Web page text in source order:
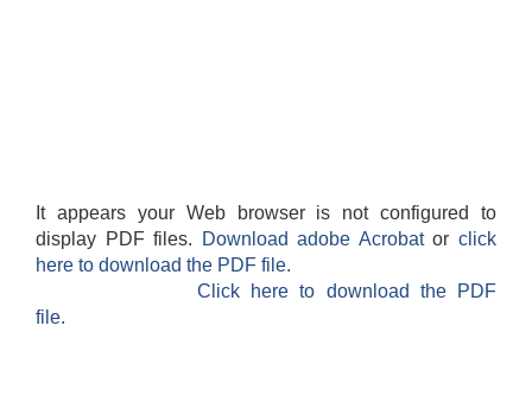
It appears your Web browser is not configured to
display PDF files.
Download adobe Acrobatorclick
here to download the PDF file.
Click here to download the PDF
file.